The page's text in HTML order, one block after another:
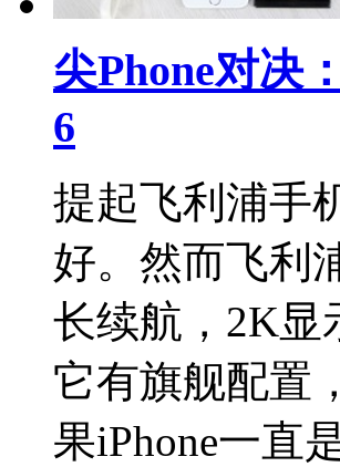
尖Phone对决
6
提起飞利浦手
好。然而飞利
长续航，2K显
它有旗舰配置
果iPhone一直